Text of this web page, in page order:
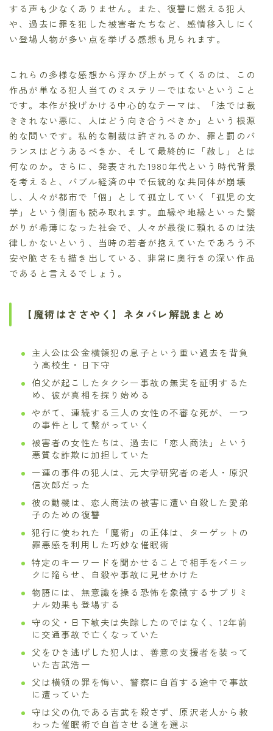
する声も少なくありません。また、復讐に燃える犯人
や、過去に罪を犯した被害者たちなど、感情移入しにく
い登場人物が多い点を挙げる感想も見られます。
これらの多様な感想から浮かび上がってくるのは、この
作品が単なる犯人当てのミステリーではないということ
です。本作が投げかける中心的なテーマは、「法では裁
ききれない悪に、人はどう向き合うべきか」という根源
的な問いです。私的な制裁は許されるのか、罪と罰のバ
ランスはどうあるべきか、そして最終的に「赦し」とは
何なのか。さらに、発表された1980年代という時代背景
を考えると、バブル経済の中で伝統的な共同体が崩壊
し、人々が都市で「個」として孤立していく「孤児の文
学」という側面も読み取れます。血縁や地縁といった繋
がりが希薄になった社会で、人々が最後に頼れるのは法
律しかないという、当時の若者が抱えていたであろう不
安や脆さをも描き出している、非常に奥行きの深い作品
であると言えるでしょう。
【魔術はささやく】ネタバレ解説まとめ
主人公は公金横領犯の息子という重い過去を背負
う高校生・日下守
伯父が起こしたタクシー事故の無実を証明するた
め、彼が真相を探り始める
やがて、連続する三人の女性の不審な死が、一つ
の事件として繋がっていく
被害者の女性たちは、過去に「恋人商法」という
悪質な詐欺に加担していた
一連の事件の犯人は、元大学研究者の老人・原沢
信次郎だった
彼の動機は、恋人商法の被害に遭い自殺した愛弟
子のための復讐
犯行に使われた「魔術」の正体は、ターゲットの
罪悪感を利用した巧妙な催眠術
特定のキーワードを聞かせることで相手をパニッ
クに陥らせ、自殺や事故に見せかけた
物語には、無意識を操る恐怖を象徴するサブリミ
ナル効果も登場する
守の父・日下敏夫は失踪したのではなく、12年前
に交通事故で亡くなっていた
父をひき逃げした犯人は、善意の支援者を装って
いた吉武浩一
父は横領の罪を悔い、警察に自首する途中で事故
に遭っていた
守は父の仇である吉武を殺さず、原沢老人から教
わった催眠術で自首させる道を選ぶ